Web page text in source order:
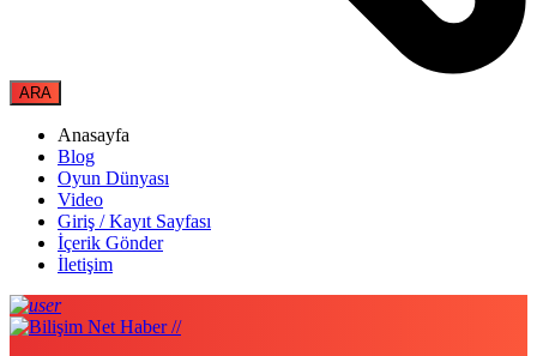
Anasayfa
Blog
Oyun Dünyası
Video
Giriş / Kayıt Sayfası
İçerik Gönder
İletişim